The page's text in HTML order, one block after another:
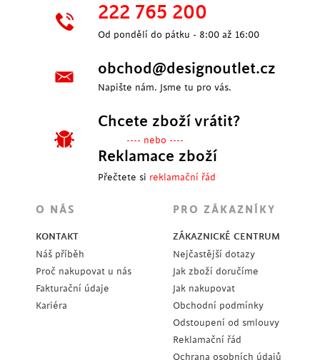
222 765 200
Od pondělí do pátku - 8:00 až 16:00
obchod@designoutlet.cz
Napište nám. Jsme tu pro vás.
Chcete zboží vrátit?
---- nebo ----
Reklamace zboží
Přečtete si reklamační řád
O NÁS
KONTAKT
Náš příběh
Proč nakupovat u nás
Fakturační údaje
Kariéra
PRO ZÁKAZNÍKY
ZÁKAZNICKÉ CENTRUM
Nejčastější dotazy
Jak zboží doručíme
Jak nakupovat
Obchodní podmínky
Odstoupení od smlouvy
Reklamační řád
Ochrana osobních údajů